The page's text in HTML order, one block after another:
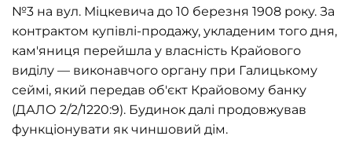
№3 на вул. Міцкевича до 10 березня 1908 року. За
контрактом купівлі-продажу, укладеним того дня,
кам'яниця перейшла у власність Крайового
виділу — виконавчого органу при Галицькому
сеймі, який передав об'єкт Крайовому банку
(ДАЛО 2/2/1220:9). Будинок далі продовжував
функціонувати як чиншовий дім.